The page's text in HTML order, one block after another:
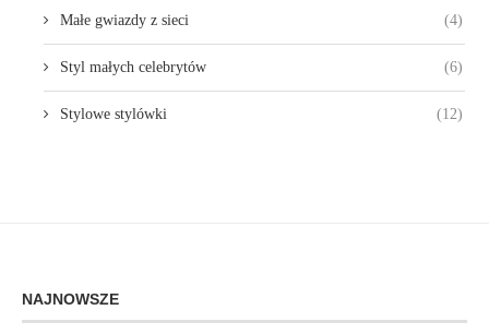
Małe gwiazdy z sieci (4)
Styl małych celebrytów (6)
Stylowe stylówki (12)
NAJNOWSZE